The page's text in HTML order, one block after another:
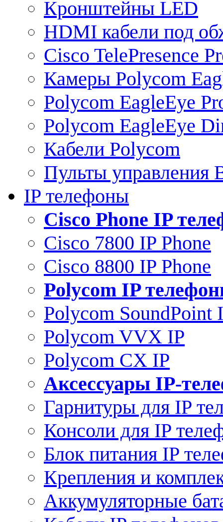
Кронштейны LED
HDMI кабели под
Cisco TelePresence
Камеры Polycom
Polycom EagleEye
Polycom EagleEye
Кабели Polycom
Пульты управления
IP телефоны
Сisco Phone IP
Cisco 7800 IP Phone
Cisco 8800 IP Phone
Polycom IP
Polycom SoundPoint
Polycom VVX IP
Polycom CX IP
Аксессуары IP-
Гарнитуры для IP
Консоли для IP
Блок питания IP
Крепления и
Аккумуляторные